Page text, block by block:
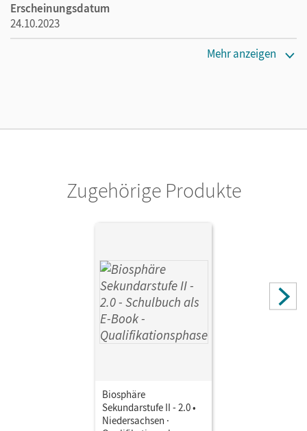
Erscheinungsdatum
24.10.2023
Mehr anzeigen
Zugehörige Produkte
Biosphäre
Sekundarstufe II - 2.0 •
Niedersachsen ·